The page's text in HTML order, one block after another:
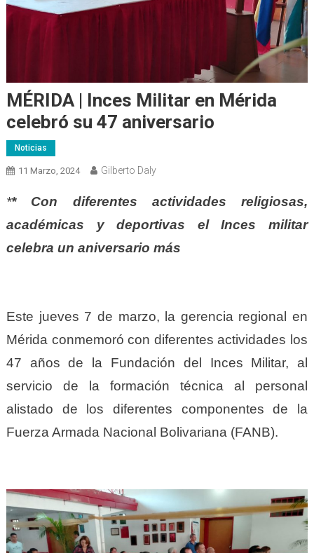
MÉRIDA | Inces Militar en Mérida
celebró su 47 aniversario
Noticias
11 Marzo, 2024 Gilberto Daly
** Con diferentes actividades religiosas,
académicas y deportivas el Inces militar
celebra un aniversario más
Este jueves 7 de marzo, la gerencia regional en
Mérida conmemoró con diferentes actividades los
47 años de la Fundación del Inces Militar, al
servicio de la formación técnica al personal
alistado de los diferentes componentes de la
Fuerza Armada Nacional Bolivariana (FANB).